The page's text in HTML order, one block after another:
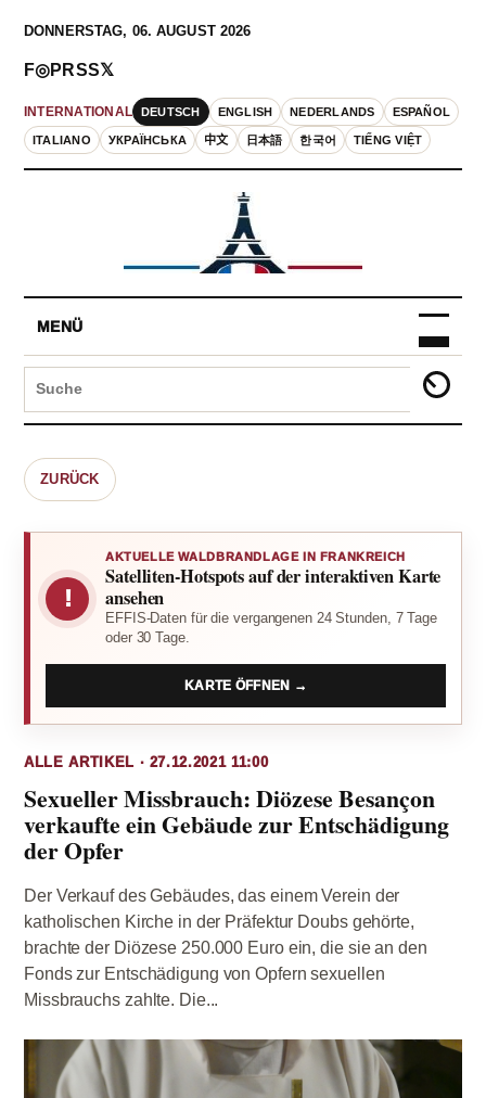
DONNERSTAG, 06. AUGUST 2026
INTERNATIONAL DEUTSCH ENGLISH NEDERLANDS ESPAÑOL
ITALIANO УКРАЇНСЬКА 中文 日本語 한국어 TIẾNG VIỆT
F◎PRSS𝕏
MENÜ
ZURÜCK
!
AKTUELLE WALDBRANDLAGE IN FRANKREICH
Satelliten-Hotspots auf der interaktiven Karte
ansehen
EFFIS-Daten für die vergangenen 24 Stunden, 7 Tage
oder 30 Tage.
KARTE ÖFFNEN →
ALLE ARTIKEL · 27.12.2021 11:00
Sexueller Missbrauch: Diözese Besançon
verkaufte ein Gebäude zur Entschädigung
der Opfer
Der Verkauf des Gebäudes, das einem Verein der
katholischen Kirche in der Präfektur Doubs gehörte,
brachte der Diözese 250.000 Euro ein, die sie an den
Fonds zur Entschädigung von Opfern sexuellen
Missbrauchs zahlte. Die...